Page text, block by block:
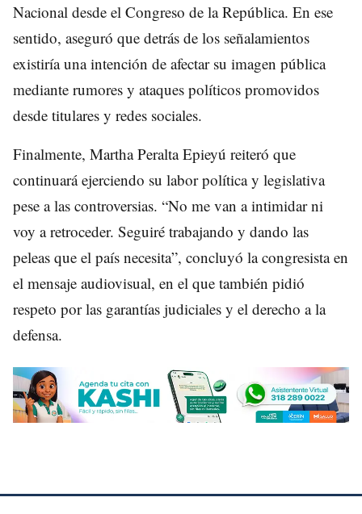
Nacional desde el Congreso de la República. En ese
sentido, aseguró que detrás de los señalamientos
existiría una intención de afectar su imagen pública
mediante rumores y ataques políticos promovidos
desde titulares y redes sociales.
Finalmente, Martha Peralta Epieyú reiteró que
continuará ejerciendo su labor política y legislativa
pese a las controversias. “No me van a intimidar ni
voy a retroceder. Seguiré trabajando y dando las
peleas que el país necesita”, concluyó la congresista en
el mensaje audiovisual, en el que también pidió
respeto por las garantías judiciales y el derecho a la
defensa.